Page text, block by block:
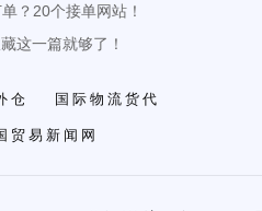
？20个接单网站！
这一篇就够了！
仓 国际物流货代
贸易新闻网